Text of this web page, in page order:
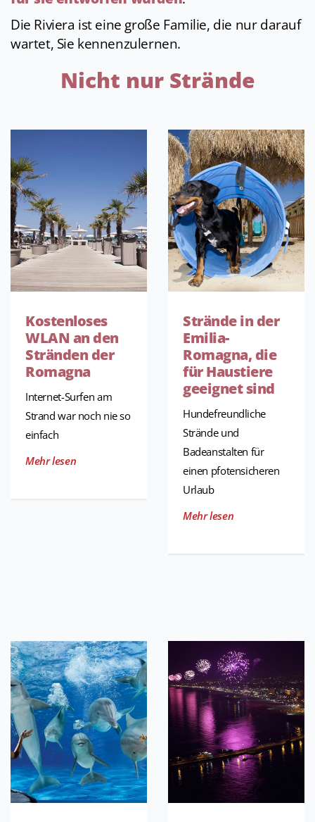
Die Riviera ist eine große Familie, die nur darauf
wartet, Sie kennenzulernen.
Nicht nur Strände
Kostenloses
WLAN an den
Stränden der
Romagna
Internet-Surfen am
Strand war noch nie so
einfach
Mehr lesen
Strände in der
Emilia-
Romagna, die
für Haustiere
geeignet sind
Hundefreundliche
Strände und
Badeanstalten für
einen pfotensicheren
Urlaub
Mehr lesen